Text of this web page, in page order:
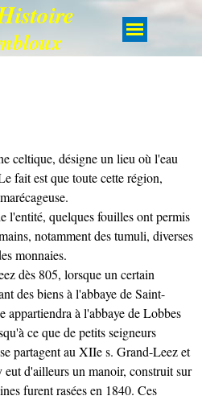
celtique, désigne un lieu où l'eau
fait est que toute cette région,
l'entité, quelques fouilles ont permis
notamment des tumuli, diverses
monnaies.
dès 805, lorsque un certain
des biens à l'abbaye de Saint-
appartiendra à l'abbaye de Lobbes
ce que de petits seigneurs
partagent au XIIe s. Grand-Leez et
d'ailleurs un manoir, construit sur
furent rasées en 1840. Ces